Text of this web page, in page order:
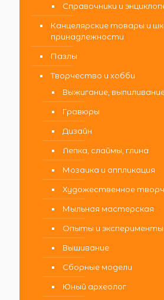
Справочники и
Канцелярские товары и
принадлежности
Пазлы
Творчество и хобби
Выжигание,
Гравюры
Дизайн
Лепка, слаймы, глина
Мозаика и аппликация
Художественное
Мыльная мастерская
Опыты и эксперименты
Вышивание
Сборные модели
Юный археолог